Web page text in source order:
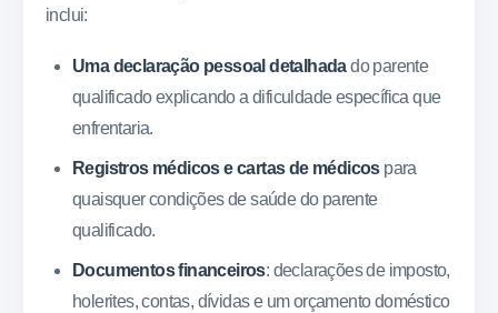
inclui:
Uma declaração pessoal detalhadado parente
qualificado explicando a dificuldade específica que
enfrentaria.
Registros médicos e cartas de médicospara
quaisquer condições de saúde do parente
qualificado.
Documentos financeiros: declarações de imposto,
holerites, contas, dívidas e um orçamento doméstico